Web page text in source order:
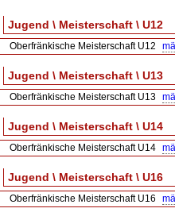
Jugend \ Meisterschaft \ U12
Oberfränkische Meisterschaft U12
Jugend \ Meisterschaft \ U13
Oberfränkische Meisterschaft U13
Jugend \ Meisterschaft \ U14
Oberfränkische Meisterschaft U14
Jugend \ Meisterschaft \ U16
Oberfränkische Meisterschaft U16